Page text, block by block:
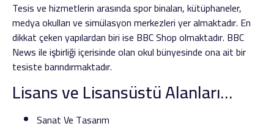
Tesis ve hizmetlerin arasında spor binaları, kütüphaneler,
medya okulları ve simülasyon merkezleri yer almaktadır. En
dikkat çeken yapılardan biri ise BBC Shop olmaktadır. BBC
News ile işbirliği içerisinde olan okul bünyesinde ona ait bir
tesiste barındırmaktadır.
Lisans ve Lisansüstü Alanları…
Sanat Ve Tasarım